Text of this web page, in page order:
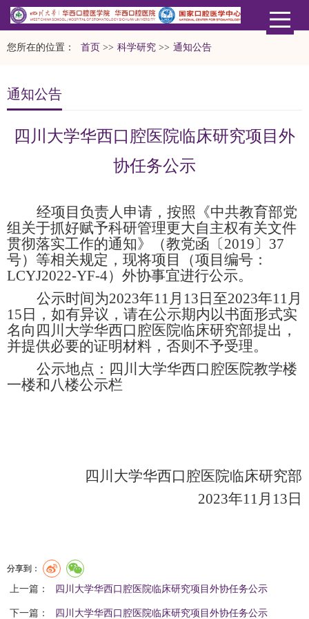
您所在的位置： 首页 >> 科学研究 >> 通知公告
通知公告
四川大学华西口腔医院临床研究项目外
协任务公示
经项目负责人申请，按照《中共教育部党
组关于抓好赋予科研管理更大自主权有关文件
贯彻落实工作的通知》
（教党函〔2019〕 37
号）等相关规定，现将项目
（项目编号：
LCYJ2022-YF-4） 外协事宜进行公示。
公示时间为2023年11 月 13 日至2023年11 月
15 日，如有异议，请在公示期内以书面形式实
名向四川大学华西口腔医院临床研究部提出，
并提供必要的证明材料，否则不予受理。
公示地点：四川大学华西口腔医院教学楼
一楼和八楼公示栏
四川大学华西口腔医院临床研究部
2023年11 月 13 日
分享到：
上一篇： 四川大学华西口腔医院临床研究项目外协任务公示
下一篇： 四川大学华西口腔医院临床研究项目外协任务公示